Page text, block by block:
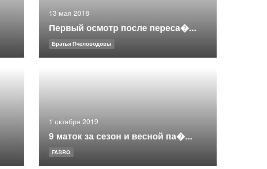
13 мая 2018
Первый осмотр после переса�...
Братья Пчеловодовы
1 октября 2019
9 маток за сезон и весной па�...
FABRO